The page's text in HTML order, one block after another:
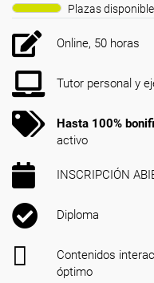
Plazas
Online, 50 horas
Tutor personal y
Hasta 100%
activo
INSCRIPCIÓN
Diploma
Contenidos
óptimo